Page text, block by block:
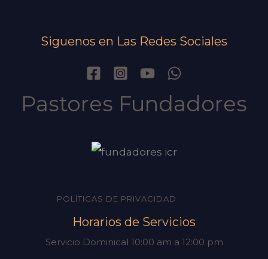
Siguenos en Las Redes Sociales
Pastores Fundadores
POLÍTICAS DE PRIVACIDAD
Horarios de Servicios
Servicio Dominical 10:00 am a 12:00 pm